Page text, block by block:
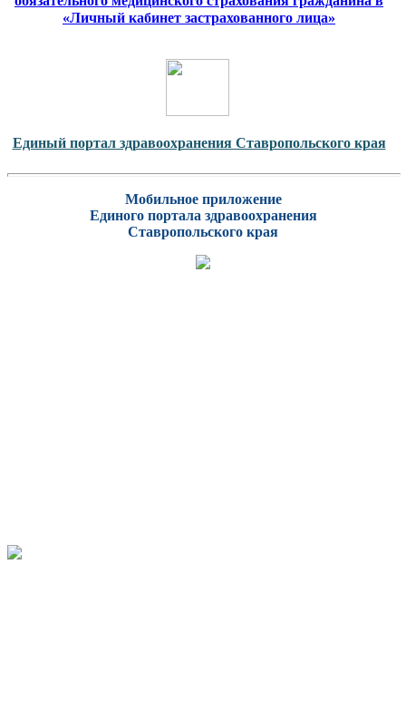
«Личный кабинет застрахованного лица»
Единый портал здравоохранения Ставропольского края
Мобильное приложение
Единого портала здравоохранения
Ставропольского края